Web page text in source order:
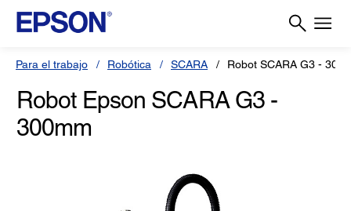
Para el trabajo Robótica SCARA Robot SCARA G3 -
Robot Epson SCARA G3 -
300mm